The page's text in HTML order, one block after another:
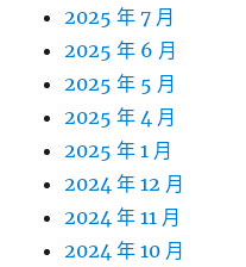
2025 年 7 月
2025 年 6 月
2025 年 5 月
2025 年 4 月
2025 年 1 月
2024 年 12 月
2024 年 11 月
2024 年 10 月